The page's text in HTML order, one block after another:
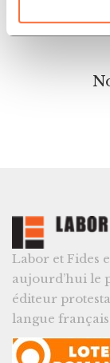
Labor et Fides
aujourd’hui le
éditeur
langue